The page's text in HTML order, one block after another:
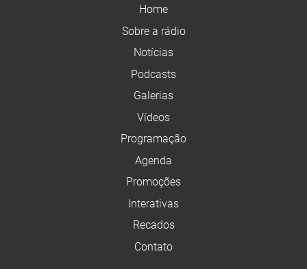
Home
Sobre a rádio
Notícias
Podcasts
Galerias
Vídeos
Programação
Agenda
Promoções
Interativas
Recados
Contato